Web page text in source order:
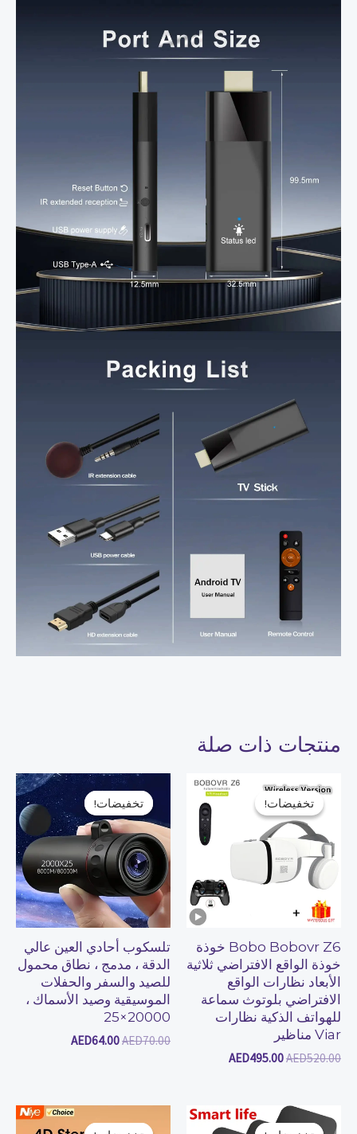
منتجات ذات صلة
تخفيضات!
تخفيضات!
Bobo Bobovr Z6 خوذة
خوذة الواقع الافتراضي ثلاثية
الأبعاد نظارات الواقع
الافتراضي بلوتوث سماعة
للهواتف الذكية نظارات
Viar مناظير
AED520.00
الأصلي
هو:
AED520.00.
AED495.00
السعر
الحالي
AED495.00.
تخفيضات!
تخفيضات!
تلسكوب أحادي العين عالي
الدقة ، مدمج ، نطاق محمول
للصيد والسفر والحفلات
الموسيقية وصيد الأسماك ،
20000×25
AED70.00
السعر
الأصلي
هو:
AED70.00.
AED64.00
السعر
الحالي
هو:
AED64.00.
السعر
الأصلي
السعر
الحالي
الأصلي
السعر
الحالي